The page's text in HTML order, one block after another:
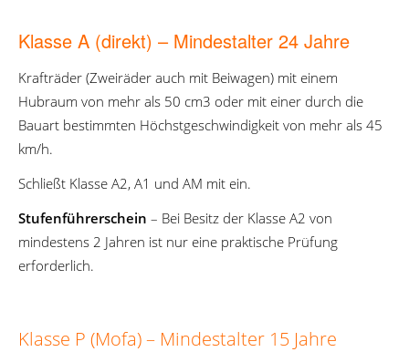
Klasse A (direkt) – Mindestalter 24 Jahre
Krafträder (Zweiräder auch mit Beiwagen) mit einem
Hubraum von mehr als 50 cm3 oder mit einer durch die
Bauart bestimmten Höchstgeschwindigkeit von mehr als 45
km/h.
Schließt Klasse A2, A1 und AM mit ein.
Stufenführerschein – Bei Besitz der Klasse A2 von
mindestens 2 Jahren ist nur eine praktische Prüfung
erforderlich.
Klasse P (Mofa) – Mindestalter 15 Jahre